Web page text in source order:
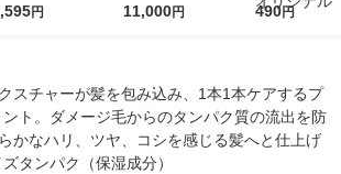
ットヘアミルク
円
5ｇ 資生堂 おまけ
11,000円
r（ロハコウ
490円
スチャーが髪を包み込み、1本1本ケアするプ
ト。ダメージ毛からのタンパク質の流出を防
かなハリ、ツヤ、コシを感じる髪へと仕上げ
タンパク（保湿成分）